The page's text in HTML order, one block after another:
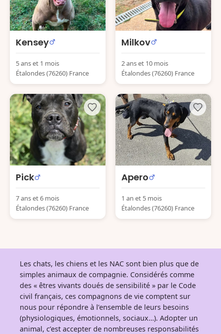
Kensey
5 ans et 1 mois
Étalondes (76260) France
Milkov
2 ans et 10 mois
Étalondes (76260) France
Pick
7 ans et 6 mois
Étalondes (76260) France
Apero
1 an et 5 mois
Étalondes (76260) France
Les chats, les chiens et les NAC sont bien plus que de
simples animaux de compagnie. Considérés comme
des « êtres vivants doués de sensibilité » par le Code
civil français, ces compagnons de vie comptent sur
nous pour répondre à l’ensemble de leurs besoins
(physiologiques, émotionnels, sociaux…). Adopter un
animal, c’est accepter de nombreuses responsabilités